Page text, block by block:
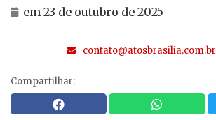
em 23 de outubro de 2025
contato@atosbrasilia.com.br
Compartilhar: